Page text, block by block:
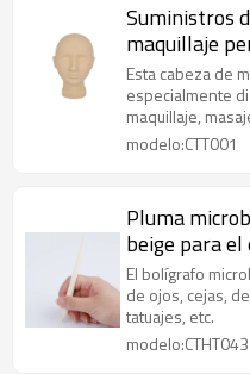
Suministros
maquillaje
de práctica
Esta cabeza de
especialmente
maquillaje,
modelo:CTT001
Pluma
beige para
del maquillaje
El bolígrafo
de ojos, cejas,
tatuajes, etc.
modelo:CTHT043